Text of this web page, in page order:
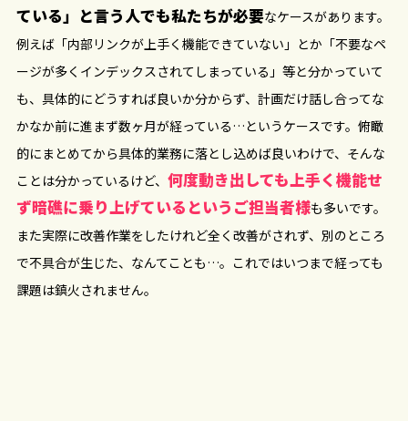
ている」と言う人でも私たちが必要なケースがあります。
例えば「内部リンクが上手く機能できていない」とか「不要なペ
ージが多くインデックスされてしまっている」等と分かっていて
も、具体的にどうすれば良いか分からず、計画だけ話し合ってな
かなか前に進まず数ヶ月が経っている…というケースです。俯瞰
的にまとめてから具体的業務に落とし込めば良いわけで、そんな
ことは分かっているけど、 何度動き出しても上手く機能せ
ず暗礁に乗り上げているというご担当者様も多いです。
また実際に改善作業をしたけれど全く改善がされず、別のところ
で不具合が生じた、なんてことも…。これではいつまで経っても
課題は鎮火されません。